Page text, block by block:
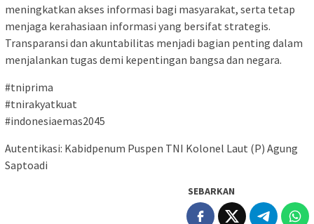
meningkatkan akses informasi bagi masyarakat, serta tetap
menjaga kerahasiaan informasi yang bersifat strategis.
Transparansi dan akuntabilitas menjadi bagian penting dalam
menjalankan tugas demi kepentingan bangsa dan negara.
#tniprima
#tnirakyatkuat
#indonesiaemas2045
Autentikasi: Kabidpenum Puspen TNI Kolonel Laut (P) Agung
Saptoadi
SEBARKAN